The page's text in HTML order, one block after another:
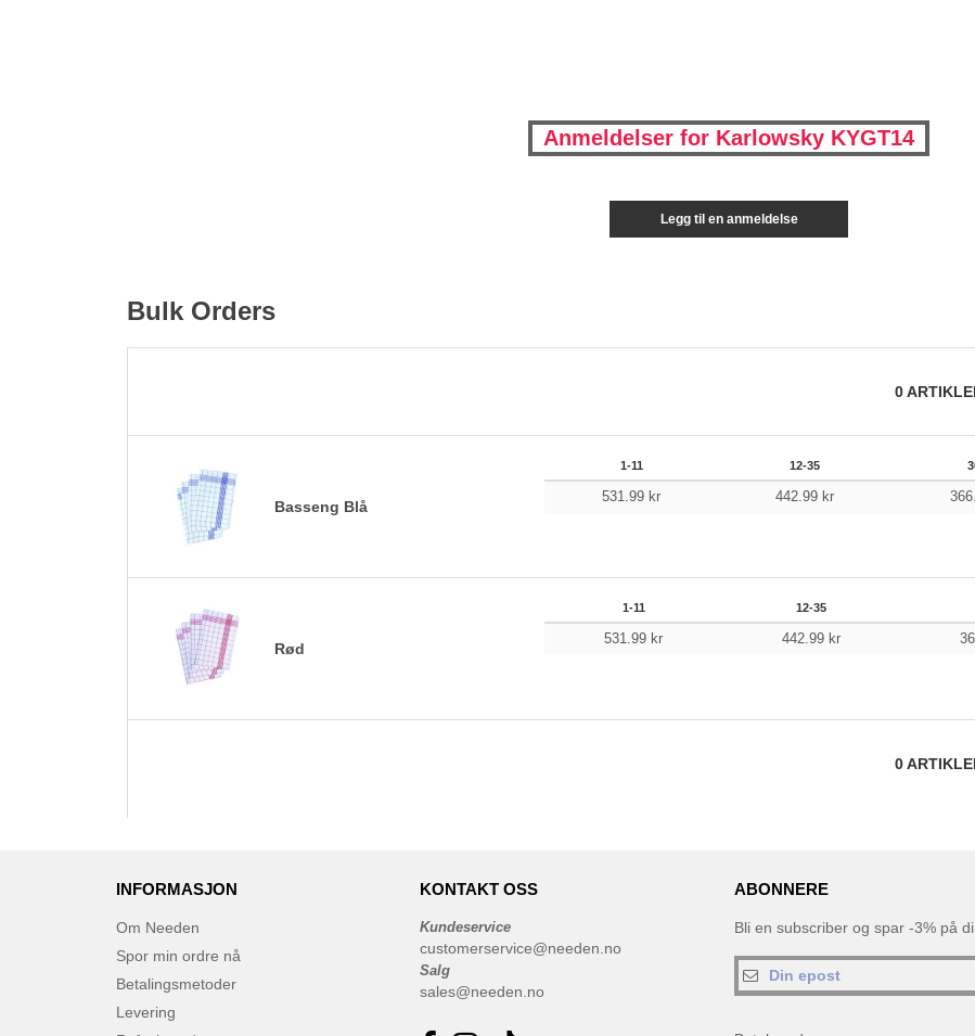
Anmeldelser for Karlowsky KYGT14
Legg til en anmeldelse
Bulk Orders
0
Basseng Blå
1-11 12-35
531.99 kr 442.99 kr
Rød
1-11 12-35
531.99 kr 442.99 kr
0
INFORMASJON
Om Needen
Spor min ordre nå
Betalingsmetoder
Levering
KONTAKT OSS
Kundeservice
customerservice@needen.no
Salg
sales@needen.no
ABONNERE
Bli en subscriber og spar -3% på